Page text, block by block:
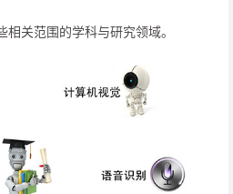
关范围的学科与研究领域。